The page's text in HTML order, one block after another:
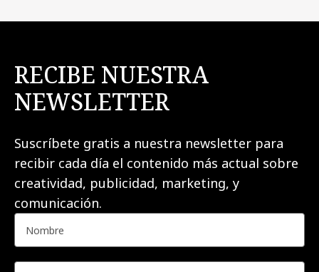
RECIBE NUESTRA
NEWSLETTER
Suscríbete gratis a nuestra newsletter para
recibir cada día el contenido más actual sobre
creatividad, publicidad, marketing, y
comunicación.